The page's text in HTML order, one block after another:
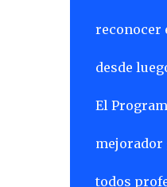
reconocer
desde
El
mejorador
todos